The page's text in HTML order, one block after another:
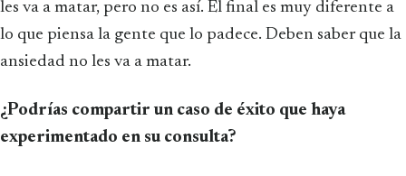
les va a matar, pero no es así. El final es muy diferente a
lo que piensa la gente que lo padece. Deben saber que la
ansiedad no les va a matar.
¿Podrías compartir un caso de éxito que haya
experimentado en su consulta?